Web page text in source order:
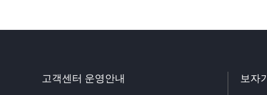
고객센터 운영안내 보자